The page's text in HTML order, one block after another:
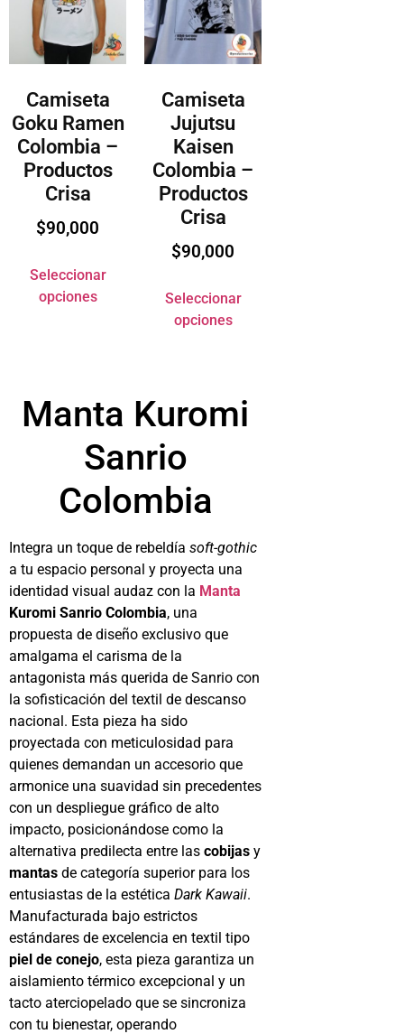
Camiseta
Goku Ramen
Colombia –
Productos
Crisa
$90,000
Seleccionar
opciones
Camiseta
Jujutsu
Kaisen
Colombia –
Productos
Crisa
$90,000
Seleccionar
opciones
Manta Kuromi
Sanrio
Colombia
Integra un toque de rebeldía soft-gothic
a tu espacio personal y proyecta una
identidad visual audaz con la Manta
Kuromi Sanrio Colombia, una
propuesta de diseño exclusivo que
amalgama el carisma de la
antagonista más querida de Sanrio con
la sofisticación del textil de descanso
nacional. Esta pieza ha sido
proyectada con meticulosidad para
quienes demandan un accesorio que
armonice una suavidad sin precedentes
con un despliegue gráfico de alto
impacto, posicionándose como la
alternativa predilecta entre las cobijas y
mantas de categoría superior para los
entusiastas de la estética Dark Kawaii.
Manufacturada bajo estrictos
estándares de excelencia en textil tipo
piel de conejo, esta pieza garantiza un
aislamiento térmico excepcional y un
tacto aterciopelado que se sincroniza
con tu bienestar, operando